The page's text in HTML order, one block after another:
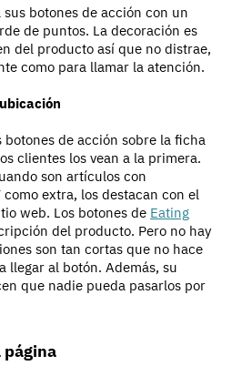
sus botones de acción con un
de puntos. La decoración es
del producto así que no distrae,
como para llamar la atención.
botones de acción sobre la ficha
clientes los vean a la primera.
son artículos con
extra, los destacan con el
web. Los botones de Eating
del producto. Pero no hay
son tan cortas que no hace
llegar al botón. Además, su
que nadie pueda pasarlos por
página